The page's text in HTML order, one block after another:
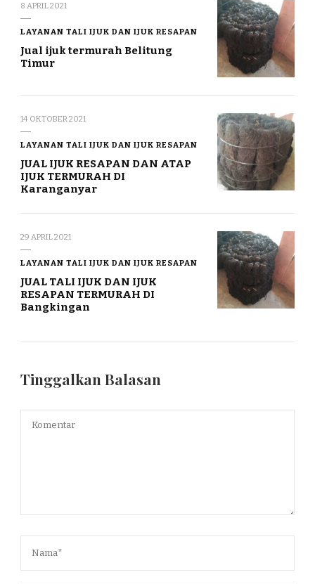
8 APRIL 2021
LAYANAN TALI IJUK DAN IJUK RESAPAN
Jual ijuk termurah Belitung
Timur
14 OKTOBER 2021
LAYANAN TALI IJUK DAN IJUK RESAPAN
JUAL IJUK RESAPAN DAN ATAP
IJUK TERMURAH DI
Karanganyar
29 APRIL 2021
LAYANAN TALI IJUK DAN IJUK RESAPAN
JUAL TALI IJUK DAN IJUK
RESAPAN TERMURAH DI
Bangkingan
Tinggalkan Balasan